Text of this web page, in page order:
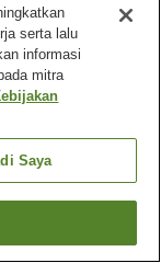
serta lalu
informasi
mitra
Saya